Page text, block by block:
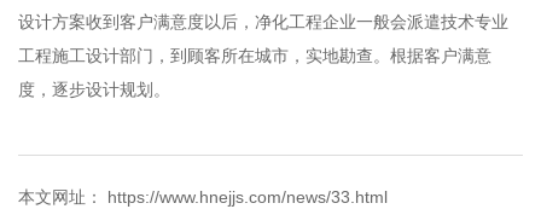
设计方案收到客户满意度以后， 净化工程企业一般会派遣技术专业
工程施工设计部门，到顾客所在城市，实地勘查。根据客户满意
度，逐步设计规划。
本文网址： https://www.hnejjs.com/news/33.html